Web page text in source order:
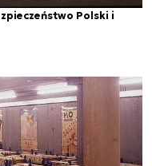
Polski i